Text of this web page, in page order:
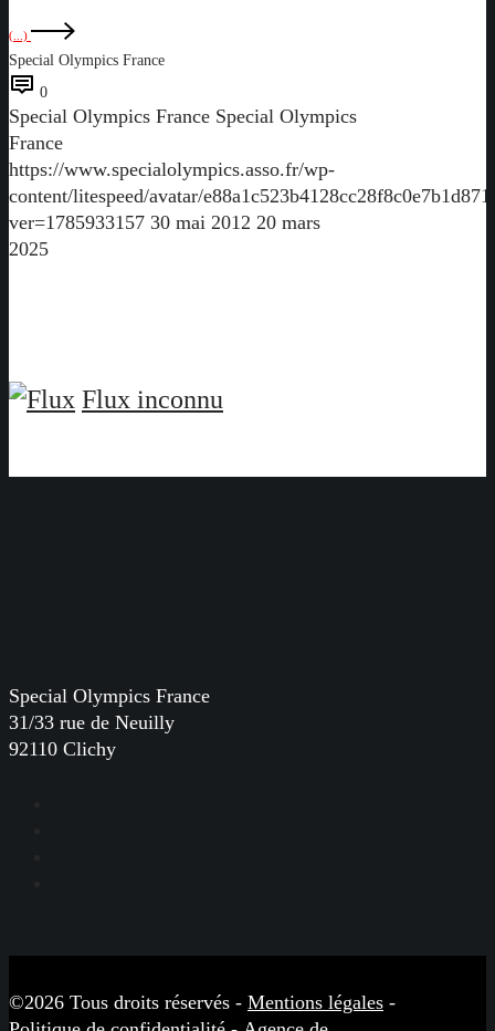
(...)
Special Olympics France
0
Special Olympics France Special Olympics
France
https://www.specialolympics.asso.fr/wp-
content/litespeed/avatar/
ver=1785933157 30 mai 2012 20 mars
2025
Flux inconnu
Special Olympics France
31/33 rue de Neuilly
92110 Clichy
©2026 Tous droits réservés - Mentions légales -